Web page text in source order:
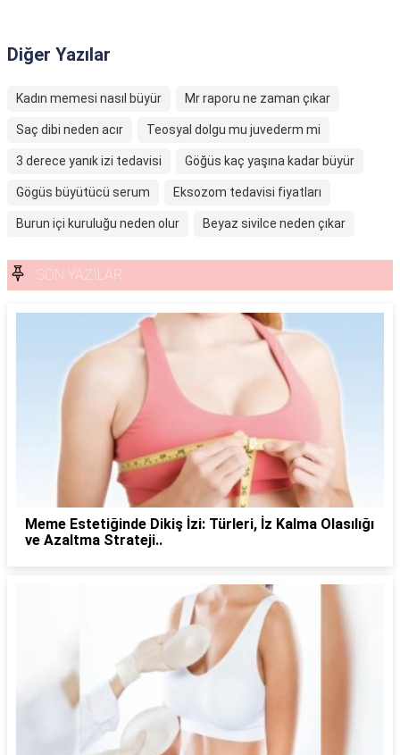
Diğer Yazılar
Kadın memesi nasıl büyür Mr raporu ne zaman çıkar
Saç dibi neden acır Teosyal dolgu mu juvederm mi
3 derece yanık izi tedavisi Göğüs kaç yaşına kadar büyür
Gögüs büyütücü serum Eksozom tedavisi fiyatları
Burun içi kuruluğu neden olur Beyaz sivilce neden çıkar
SON YAZILAR
Meme Estetiğinde Dikiş İzi: Türleri, İz Kalma Olasılığı
ve Azaltma Strateji..